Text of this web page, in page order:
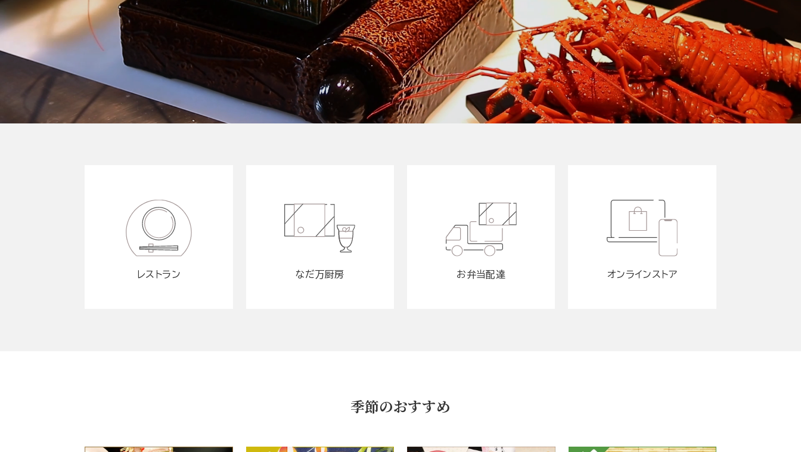
レストラン なだ万厨房 お弁当配達 オンラインストア
季節のおすすめ